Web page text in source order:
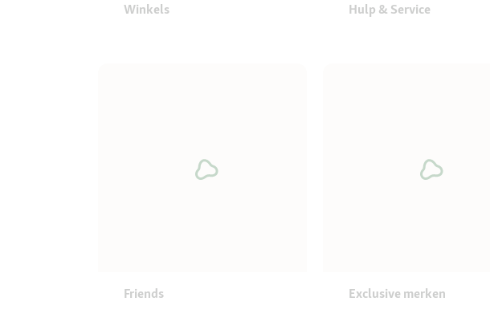
Winkels Hulp & Service
Friends Exclusive merken